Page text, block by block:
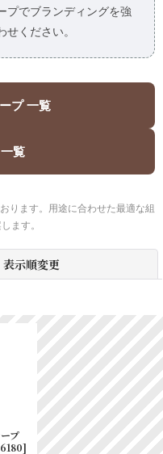
プでブランディングを強
ください。
プ 一覧
覧
ります。用途に合わせた最適な組
ます。
表示順変更
プ
6180]